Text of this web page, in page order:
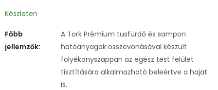
Készleten
Főbb
jellemzők:
A Tork Prémium tusfürdő és sampon
hatóanyagok összevonásával készült
folyékonyszappan az egész test felület
tisztítására alkalmazható beleértve a hajat
is.